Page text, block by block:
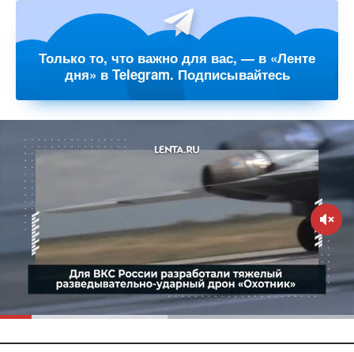
Только то, что важно для вас, — в «Ленте
дня» в Telegram. Подписывайтесь